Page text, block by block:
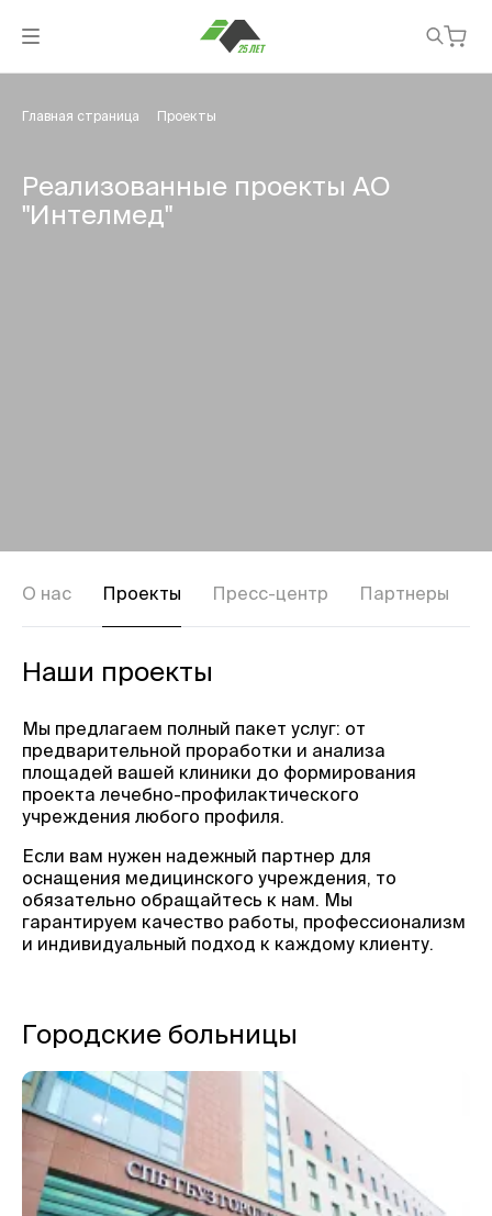
Главная страница Проекты
Реализованные проекты АО
"Интелмед"
О нас Проекты Пресс-центр Партнеры
Наши проекты
Мы предлагаем полный пакет услуг: от
предварительной проработки и анализа
площадей вашей клиники до формирования
проекта лечебно-профилактического
учреждения любого профиля.
Если вам нужен надежный партнер для
оснащения медицинского учреждения, то
обязательно обращайтесь к нам. Мы
гарантируем качество работы, профессионализм
и индивидуальный подход к каждому клиенту.
Городские больницы